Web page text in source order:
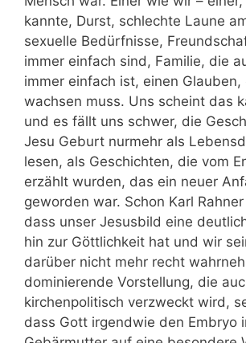
kannte, Durst, schlechte Laune
sexuelle Bedürfnisse,
immer einfach sind, Familie, die
immer einfach ist, einen
wachsen muss. Uns scheint das
und es fällt uns schwer, die
Jesu Geburt nurmehr als
lesen, als Geschichten, die vom
erzählt wurden, das ein neuer
geworden war. Schon Karl
dass unser Jesusbild eine
hin zur Göttlichkeit hat und wir
darüber nicht mehr recht
dominierende Vorstellung, die
kirchenpolitisch verzweckt wird,
dass Gott irgendwie den Embryo